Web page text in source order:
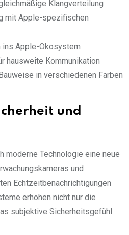
Klangverteilung
mit Apple-spezifischen
ins Apple-Ökosystem
hausweite Kommunikation
in verschiedenen Farben
und
moderne Technologie eine neue
und
Echtzeitbenachrichtigungen
erhöhen nicht nur die
subjektive Sicherheitsgefühl